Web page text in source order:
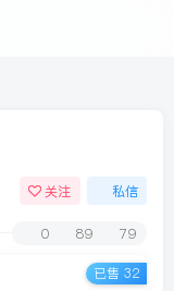
关注 私信
0 89 79
已售 32